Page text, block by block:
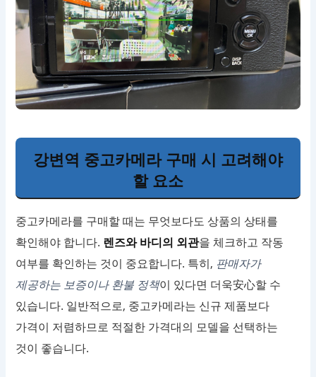
강변역 중고카메라 구매 시 고려해야
할 요소
중고카메라를 구매할 때는 무엇보다도 상품의 상태를
확인해야 합니다. 렌즈와 바디의 외관을 체크하고 작동
여부를 확인하는 것이 중요합니다. 특히, 판매자가
제공하는 보증이나 환불 정책이 있다면 더욱安心할 수
있습니다. 일반적으로, 중고카메라는 신규 제품보다
가격이 저렴하므로 적절한 가격대의 모델을 선택하는
것이 좋습니다.